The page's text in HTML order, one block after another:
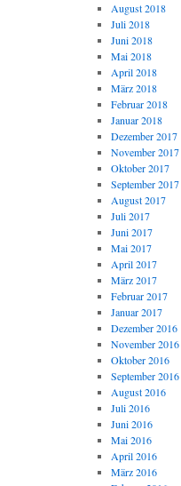
August 2018
Juli 2018
Juni 2018
Mai 2018
April 2018
März 2018
Februar 2018
Januar 2018
Dezember 2017
November 2017
Oktober 2017
September 2017
August 2017
Juli 2017
Juni 2017
Mai 2017
April 2017
März 2017
Februar 2017
Januar 2017
Dezember 2016
November 2016
Oktober 2016
September 2016
August 2016
Juli 2016
Juni 2016
Mai 2016
April 2016
März 2016